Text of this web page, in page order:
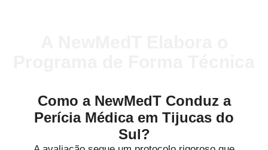
Como a NewMedT Conduz a
Perícia Médica em Tijucas do
Sul?